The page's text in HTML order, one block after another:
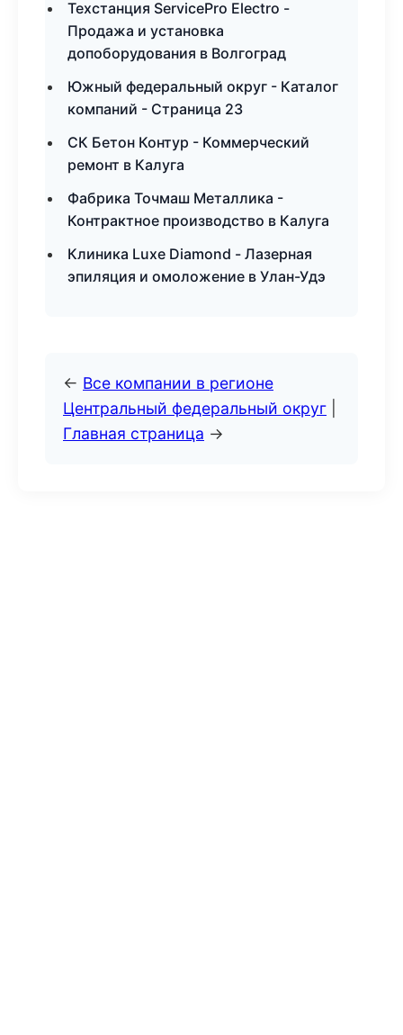
Техстанция ServicePro Electro -
Продажа и установка
допоборудования в Волгоград
Южный федеральный округ - Каталог
компаний - Страница 23
СК Бетон Контур - Коммерческий
ремонт в Калуга
Фабрика Точмаш Металлика -
Контрактное производство в Калуга
Клиника Luxe Diamond - Лазерная
эпиляция и омоложение в Улан-Удэ
← Все компании в регионе
Центральный федеральный округ
Главная страница →